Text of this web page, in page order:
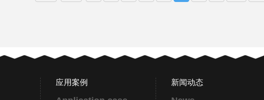
应用案例 新闻动态